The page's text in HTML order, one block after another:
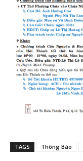
TAGS Thông Báo